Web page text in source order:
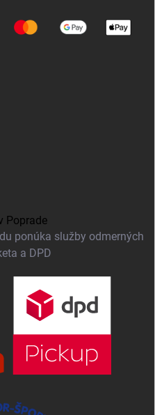
Poprade
ponúka služby odmerných
a DPD